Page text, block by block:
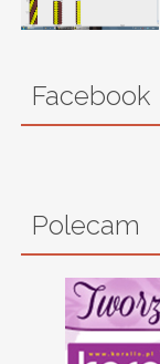
Facebook
Polecam